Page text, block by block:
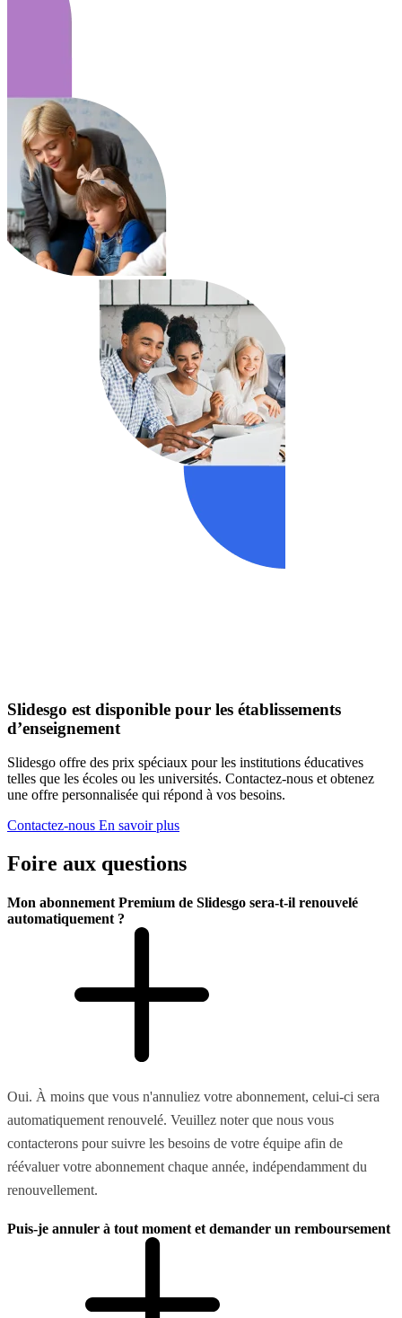
Slidesgo est disponible pour les établissements
d’enseignement
Slidesgo offre des prix spéciaux pour les institutions éducatives
telles que les écoles ou les universités. Contactez-nous et obtenez
une offre personnalisée qui répond à vos besoins.
Contactez-nous En savoir plus
Foire aux questions
Mon abonnement Premium de Slidesgo sera-t-il renouvelé
automatiquement ?
Oui. À moins que vous n'annuliez votre abonnement, celui-ci sera
automatiquement renouvelé. Veuillez noter que nous vous
contacterons pour suivre les besoins de votre équipe afin de
réévaluer votre abonnement chaque année, indépendamment du
renouvellement.
Puis-je annuler à tout moment et demander un remboursement